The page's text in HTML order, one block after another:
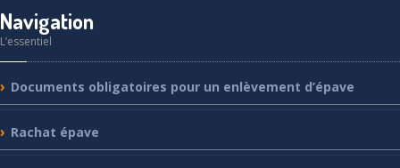
Navigation
L’essentiel
Documents obligatoires pour un enlèvement d’épave
Rachat épave